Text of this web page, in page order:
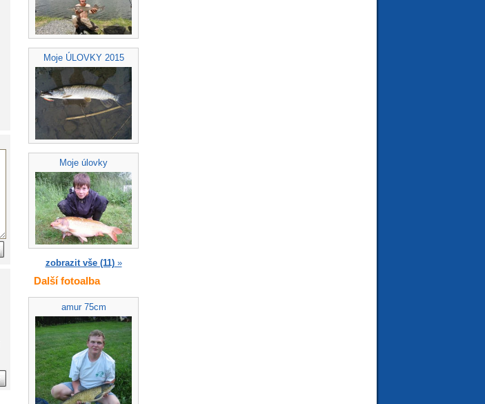
Moje ÚLOVKY 2015
Moje úlovky
zobrazit vše (11)»
Další fotoalba
amur 75cm